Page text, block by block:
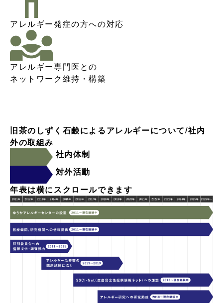
アレルギー発症の方への対応
アレルギー専門医との
ネットワーク維持・構築
旧茶のしずく石鹸によるアレルギーについて/社内
外の取組み
社内体制
対外活動
年表は横にスクロールできます